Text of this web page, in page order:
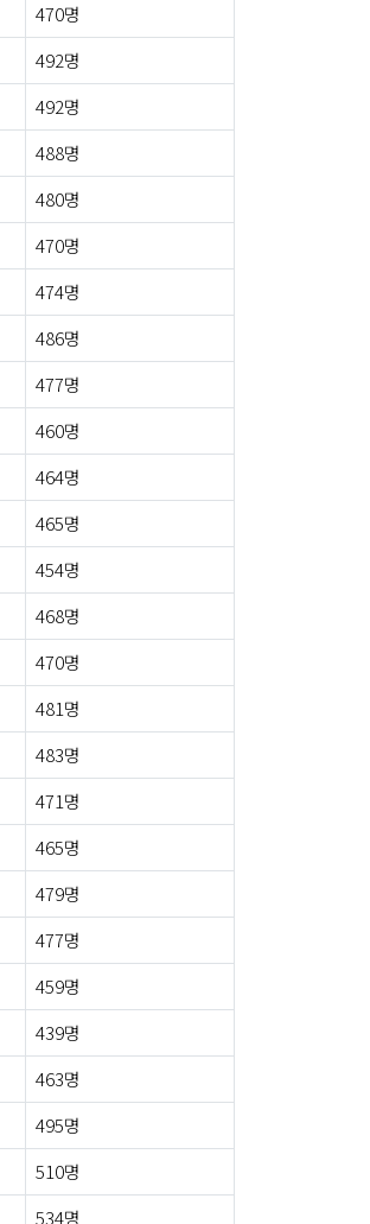
470명
492명
492명
488명
480명
470명
474명
486명
477명
460명
464명
465명
454명
468명
470명
481명
483명
471명
465명
479명
477명
459명
439명
463명
495명
510명
534명